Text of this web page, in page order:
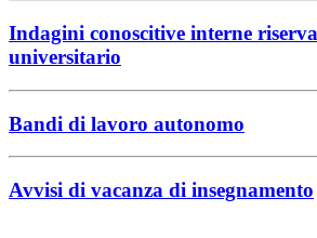
Indagini conoscitive interne
universitario
Bandi di lavoro autonomo
Avvisi di vacanza di insegnamento